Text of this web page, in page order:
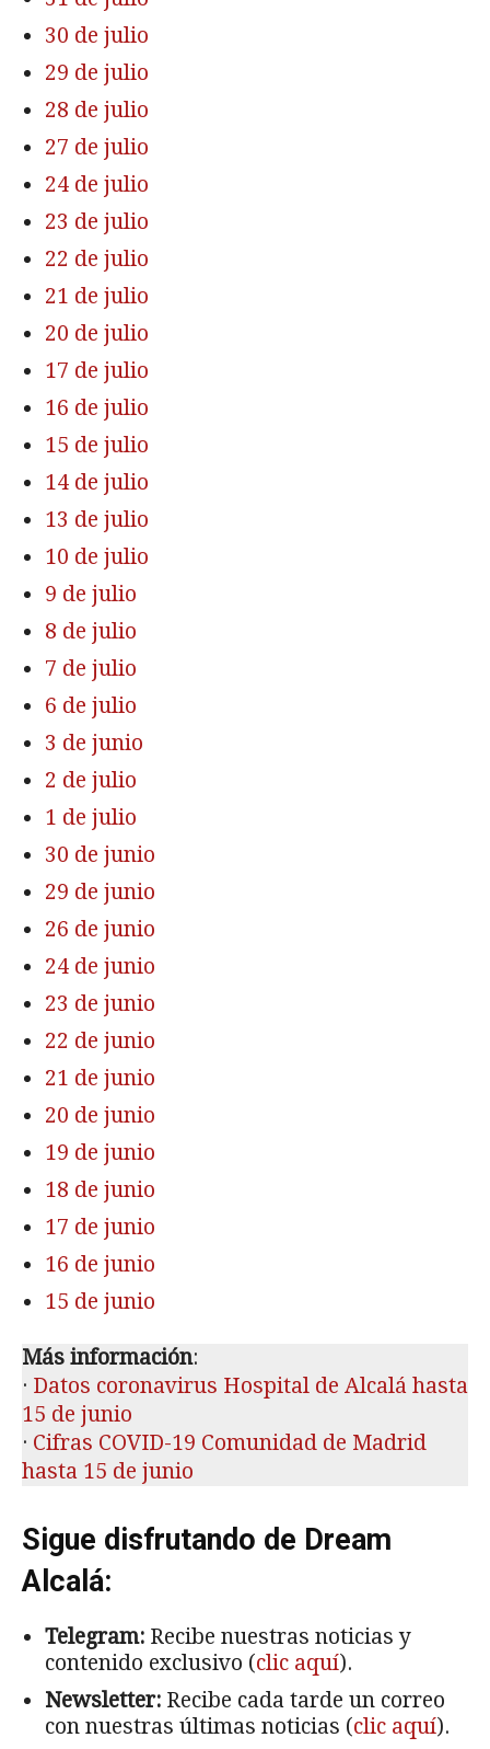
30 de julio
29 de julio
28 de julio
27 de julio
24 de julio
23 de julio
22 de julio
21 de julio
20 de julio
17 de julio
16 de julio
15 de julio
14 de julio
13 de julio
10 de julio
9 de julio
8 de julio
7 de julio
6 de julio
3 de junio
2 de julio
1 de julio
30 de junio
29 de junio
26 de junio
24 de junio
23 de junio
22 de junio
21 de junio
20 de junio
19 de junio
18 de junio
17 de junio
16 de junio
15 de junio
Más información:
· Datos coronavirus Hospital de Alcalá hasta
15 de junio
· Cifras COVID-19 Comunidad de Madrid
hasta 15 de junio
Sigue disfrutando de Dream
Alcalá:
Telegram: Recibe nuestras noticias y
contenido exclusivo (clic aquí).
Newsletter: Recibe cada tarde un correo
con nuestras últimas noticias (clic aquí).